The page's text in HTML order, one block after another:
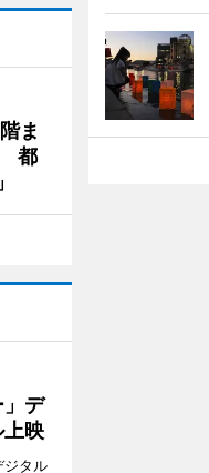
ま
都
デ
映
ジタル